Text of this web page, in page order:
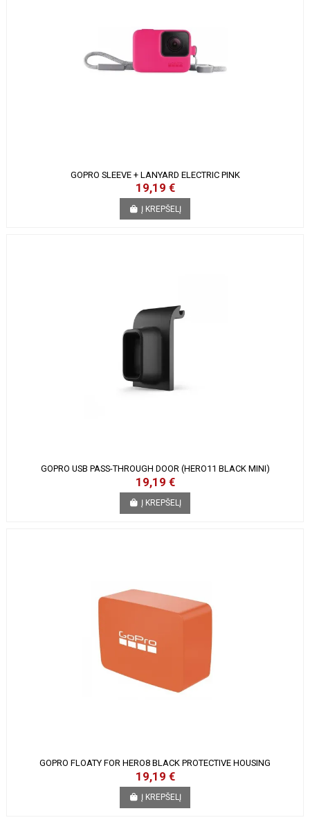
GOPRO SLEEVE + LANYARD ELECTRIC PINK
19,19 €
Į KREPŠELĮ
GOPRO USB PASS-THROUGH DOOR (HERO11 BLACK MINI)
19,19 €
Į KREPŠELĮ
GOPRO FLOATY FOR HERO8 BLACK PROTECTIVE HOUSING
19,19 €
Į KREPŠELĮ